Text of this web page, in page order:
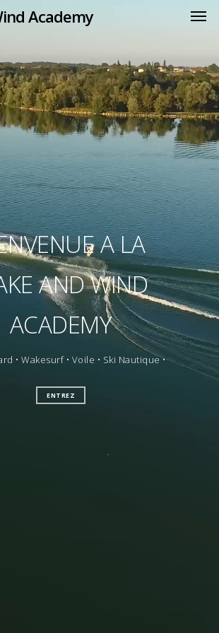
Academy
A LA
AND WIND
ACADEMY
• Wakesurf • Voile • Ski Nautique •
ENTREZ